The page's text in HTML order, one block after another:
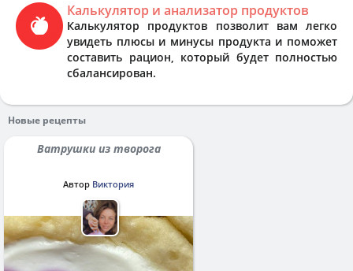
Калькулятор и анализатор продуктов
Калькулятор продуктов позволит вам легко
увидеть плюсы и минусы продукта и поможет
составить рацион, который будет полностью
сбалансирован.
Новые рецепты
Ватрушки из творога
Автор Виктория